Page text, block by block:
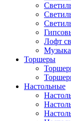
Лофт
Торшеры
Настольные